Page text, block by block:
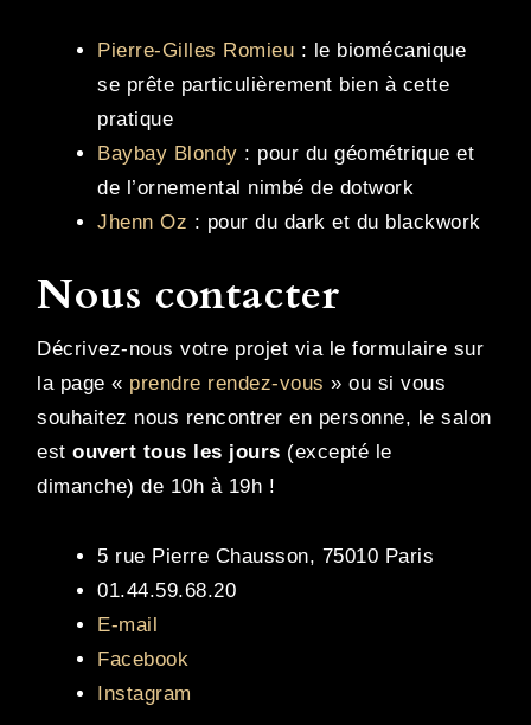
Pierre-Gilles Romieu : le biomécanique
se prête particulièrement bien à cette
pratique
Baybay Blondy : pour du géométrique et
de l’ornemental nimbé de dotwork
Jhenn Oz : pour du dark et du blackwork
Nous contacter
Décrivez-nous votre projet via le formulaire sur
la page « prendre rendez-vous » ou si vous
souhaitez nous rencontrer en personne, le salon
est ouvert tous les jours (excepté le
dimanche) de 10h à 19h !
5 rue Pierre Chausson, 75010 Paris
01.44.59.68.20
E-mail
Facebook
Instagram